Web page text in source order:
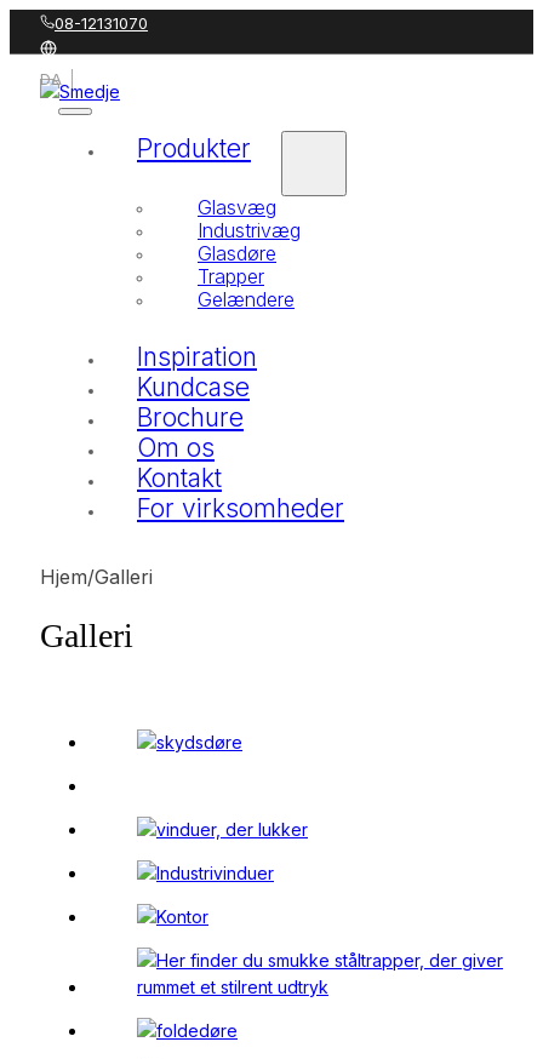
08-12131070
DA
Produkter
Glasvæg
Industrivæg
Glasdøre
Trapper
Gelændere
Inspiration
Kundcase
Brochure
Om os
Kontakt
For virksomheder
Hjem/Galleri
Galleri